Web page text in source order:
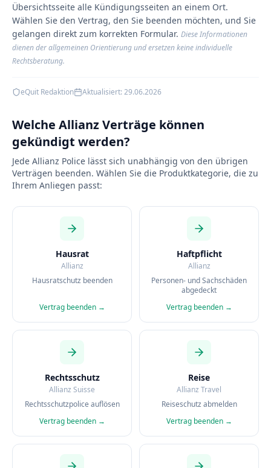
Übersichtsseite alle Kündigungsseiten an einem Ort.
Wählen Sie den Vertrag, den Sie beenden möchten, und Sie
gelangen direkt zum korrekten Formular. Diese Informationen
dienen der allgemeinen Orientierung und ersetzen keine individuelle
Rechtsberatung.
eQuit Redaktion Aktualisiert:29.06.2026
Welche Allianz Verträge können
gekündigt werden?
Jede Allianz Police lässt sich unabhängig von den übrigen
Verträgen beenden. Wählen Sie die Produktkategorie, die zu
Ihrem Anliegen passt:
Hausrat
Allianz
Hausratschutz beenden
Vertrag beenden →
Haftpflicht
Allianz
Personen- und Sachschäden
abgedeckt
Vertrag beenden →
Rechtsschutz
Allianz Suisse
Rechtsschutzpolice auflösen
Vertrag beenden →
Reise
Allianz Travel
Reiseschutz abmelden
Vertrag beenden →